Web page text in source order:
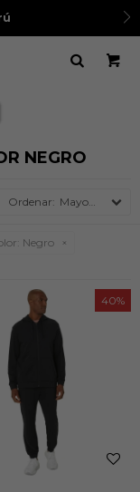
NEGRO
Mayor precio
Negro
40